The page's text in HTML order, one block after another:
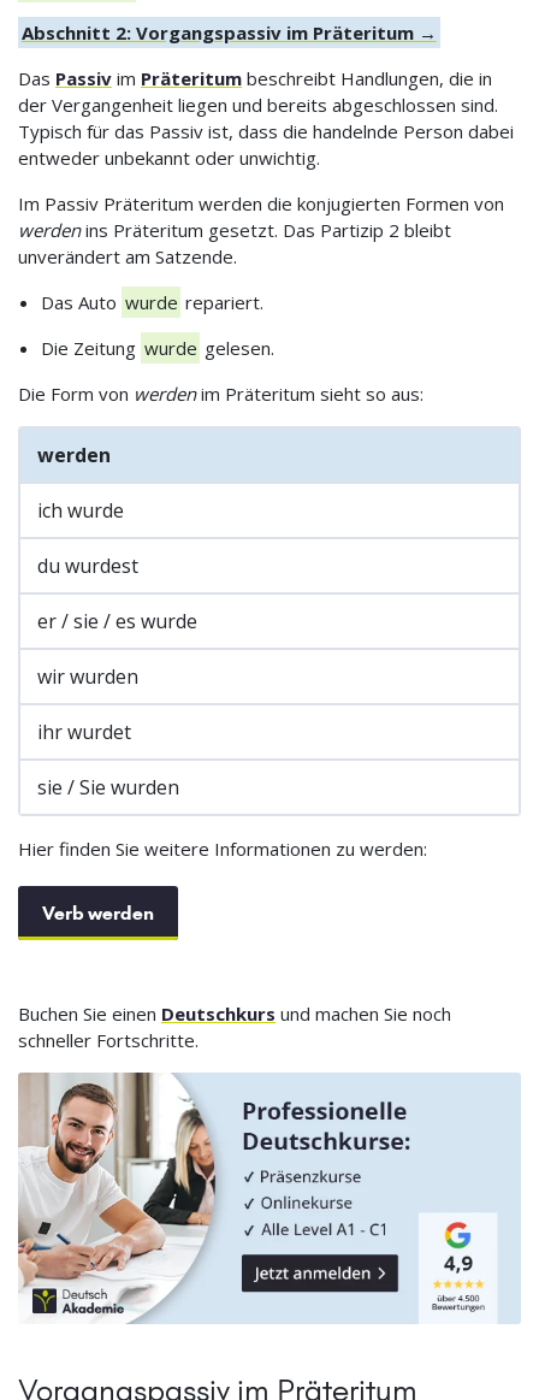
Abschnitt 2: Vorgangspassiv im Präteritum →
Das Passiv im Präteritum beschreibt Handlungen, die in
der Vergangenheit liegen und bereits abgeschlossen sind.
Typisch für das Passiv ist, dass die handelnde Person dabei
entweder unbekannt oder unwichtig.
Im Passiv Präteritum werden die konjugierten Formen von
werdenins Präteritum gesetzt. Das Partizip 2 bleibt
unverändert am Satzende.
Das Auto wurde repariert.
Die Zeitung wurde gelesen.
Die Form von werdenim Präteritum sieht so aus:
werden
ich wurde
du wurdest
er / sie / es wurde
wir wurden
ihr wurdet
sie / Sie wurden
Hier finden Sie weitere Informationen zu werden:
Verb werden
Buchen Sie einen Deutschkurs und machen Sie noch
schneller Fortschritte.
Vorgangspassiv im Präteritum